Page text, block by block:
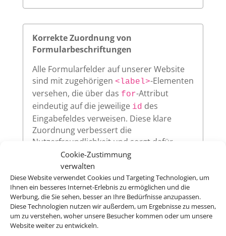
Cookie-Zustimmung
verwalten
Diese Website verwendet Cookies und Targeting Technologien, um
Ihnen ein besseres Internet-Erlebnis zu ermöglichen und die
Werbung, die Sie sehen, besser an Ihre Bedürfnisse anzupassen.
Diese Technologien nutzen wir außerdem, um Ergebnisse zu messen,
um zu verstehen, woher unsere Besucher kommen oder um unsere
Website weiter zu entwickeln.
Korrekte Zuordnung von
Formularbeschriftungen
Alle Formularfelder auf unserer Website
sind mit zugehörigen <label>-Elementen
versehen, die über das for-Attribut
eindeutig auf die jeweilige id des
Eingabefeldes verweisen. Diese klare
Zuordnung verbessert die
Nutzerfreundlichkeit und sorgt dafür,
dass assistive Technologien wie
Screenreader die Beschriftungen korrekt
vorlesen.
Sichtbarer Fokus